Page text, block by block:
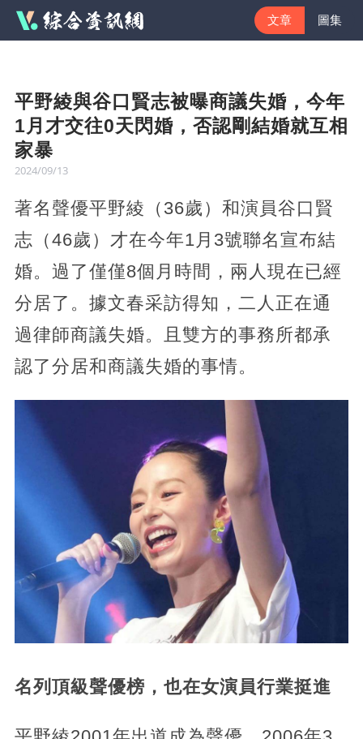
文章 圖集
平野綾與谷口賢志被曝商議失婚，今年
1月才交往0天閃婚，否認剛結婚就互相
家暴
2024/09/13
著名聲優平野綾（36歲）和演員谷口賢
志（46歲）才在今年1月3號聯名宣布結
婚。過了僅僅8個月時間，兩人現在已經
分居了。據文春采訪得知，二人正在通
過律師商議失婚。且雙方的事務所都承
認了分居和商議失婚的事情。
名列頂級聲優榜， 也在女演員行業挺進